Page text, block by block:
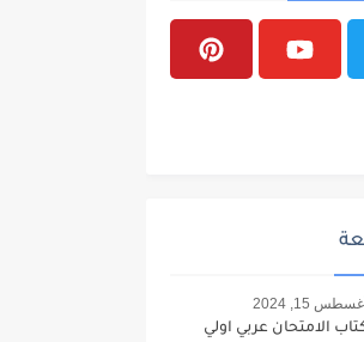
15, 2024
الامتحان عربي اولي